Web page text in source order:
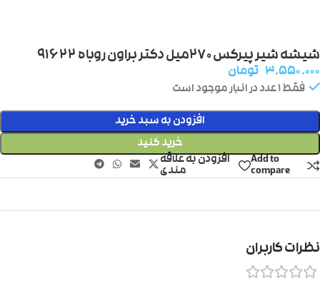
شیشه شیر پیرکس ۲۷۰میل دکتر براون روباه ۹۱۶۲۲
۳.۵۵۰.۰۰۰ تومان
فقط 1 عدد در انبار موجود است
افزودن به سبد خرید
خرید کنید
Add to
compare
افزودن به علاقه
مندی
نظرات کاربران